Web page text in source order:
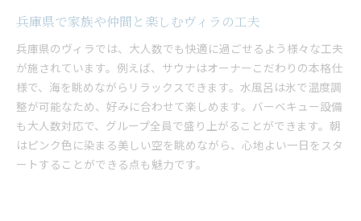
兵庫県で家族や仲間と楽しむヴィラの工夫
兵庫県のヴィラでは、大人数でも快適に過ごせるよう様々な工夫
が施されています。例えば、サウナはオーナーこだわりの本格仕
様で、海を眺めながらリラックスできます。水風呂は氷で温度調
整が可能なため、好みに合わせて楽しめます。バーベキュー設備
も大人数対応で、グループ全員で盛り上がることができます。朝
はピンク色に染まる美しい空を眺めながら、心地よい一日をスタ
ートすることができる点も魅力です。